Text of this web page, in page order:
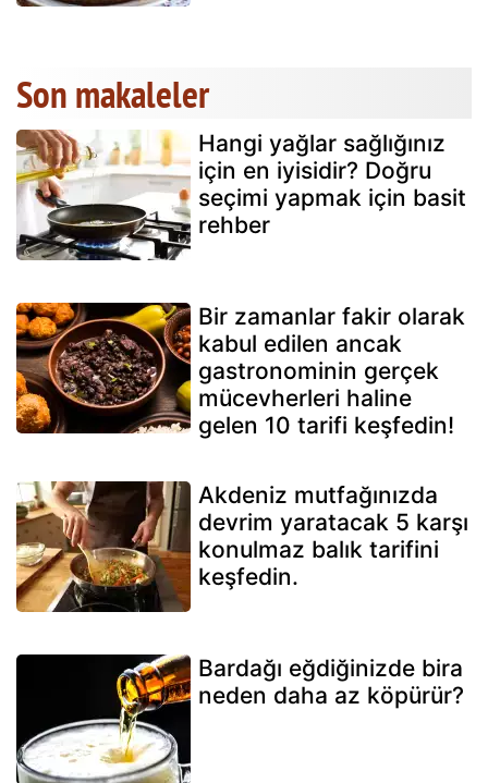
Son makaleler
Hangi yağlar sağlığınız
için en iyisidir? Doğru
seçimi yapmak için basit
rehber
Bir zamanlar fakir olarak
kabul edilen ancak
gastronominin gerçek
mücevherleri haline
gelen 10 tarifi keşfedin!
Akdeniz mutfağınızda
devrim yaratacak 5 karşı
konulmaz balık tarifini
keşfedin.
Bardağı eğdiğinizde bira
neden daha az köpürür?